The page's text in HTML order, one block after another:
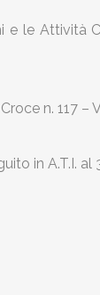
e le Attività
n. 117 –
in A.T.I. al